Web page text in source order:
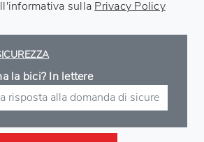
sulla Privacy Policy
la bici? In lettere